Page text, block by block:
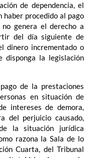
de dependencia, el
haber procedido al pago
genera el derecho a
del día siguiente de
dinero incrementado o
disponga la legislación
de la prestaciones
en situación de
intereses de demora,
del perjuicio causado,
la situación jurídica
razona la Sala de lo
Cuarta, del Tribunal